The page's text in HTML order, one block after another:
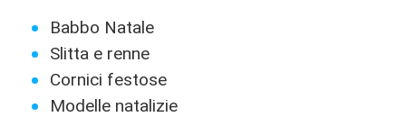
Babbo Natale
Slitta e renne
Cornici festose
Modelle natalizie